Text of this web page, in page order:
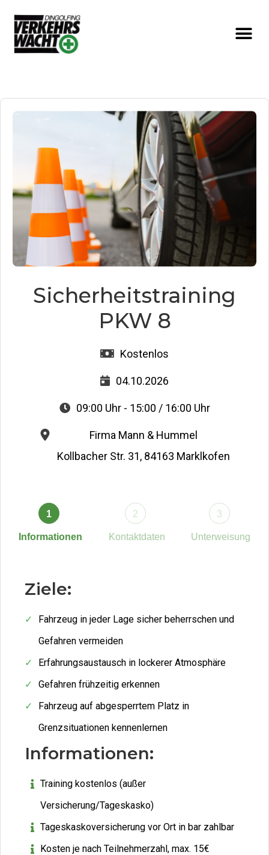
Sicherheitstraining
PKW 8
Kostenlos
04.10.2026
09:00 Uhr - 15:00 / 16:00 Uhr
Firma Mann & Hummel
Kollbacher Str. 31, 84163 Marklkofen
1
Informationen
2
Kontaktdaten
3
Unterweisung
Ziele:
Fahrzeug in jeder Lage sicher beherrschen und
Gefahren vermeiden
Erfahrungsaustausch in lockerer Atmosphäre
Gefahren frühzeitig erkennen
Fahrzeug auf abgesperrtem Platz in
Grenzsituationen kennenlernen
Informationen:
Training kostenlos (außer
Versicherung/Tageskasko)
Tageskaskoversicherung vor Ort in bar zahlbar
Kosten je nach Teilnehmerzahl, max. 15€